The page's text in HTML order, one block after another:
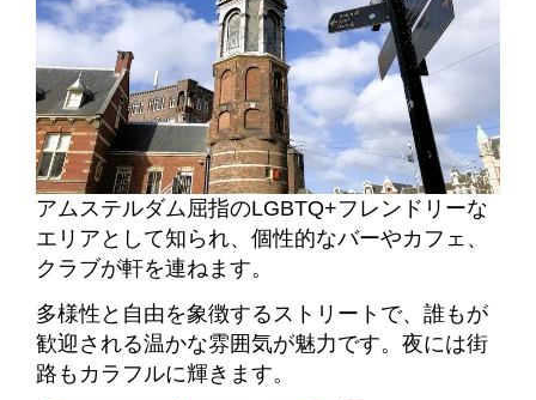
アムステルダム屈指のLGBTQ+フレンドリーな
エリアとして知られ、個性的なバーやカフェ、
クラブが軒を連ねます。
多様性と自由を象徴するストリートで、誰もが
歓迎される温かな雰囲気が魅力です。夜には街
路もカラフルに輝きます。